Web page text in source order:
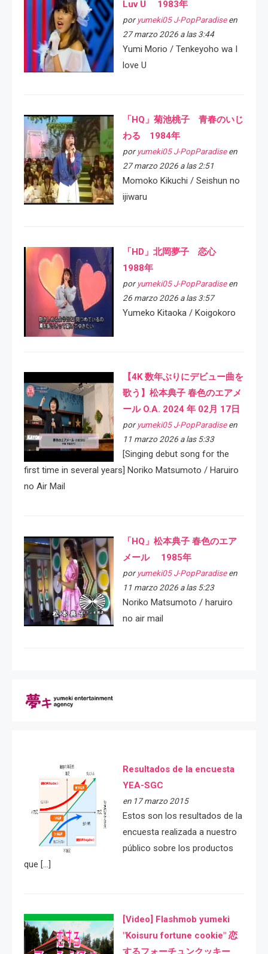
Luv U 1983年
por yumeki05 J-PopParadiseen
27 marzo 2026 a las 3:44
Yumi Morio / Tenkeyoho wa I
love U
「HQ」菊池桃子 青春のいじ
わる 1984年
por yumeki05 J-PopParadiseen
27 marzo 2026 a las 2:51
Momoko Kikuchi / Seishun no
ijiwaru
「HD」北岡夢子 恋心
1988年
por yumeki05 J-PopParadiseen
26 marzo 2026 a las 3:57
Yumeko Kitaoka / Koigokoro
【4K 数年ぶりにデビュー曲を
歌う】松本典子 春色のエアメ
ール O.A. 2024 年 02月 17日
por yumeki05 J-PopParadiseen
11 marzo 2026 a las 5:33
[Singing debut song for the
first time in several years] Noriko Matsumoto / Haruiro
no Air Mail
「HQ」松本典子 春色のエア
メール 1985年
por yumeki05 J-PopParadiseen
11 marzo 2026 a las 5:23
Noriko Matsumoto / haruiro
no air mail
Resultados de la encuesta
YEA-SGC
en 17 marzo 2015
Estos son los resultados de la
encuesta realizada a nuestro
público sobre los productos
que […]
[Video] Flashmob yumeki
"Koisuru fortune cookie" 恋
するフォーチュンクッキー